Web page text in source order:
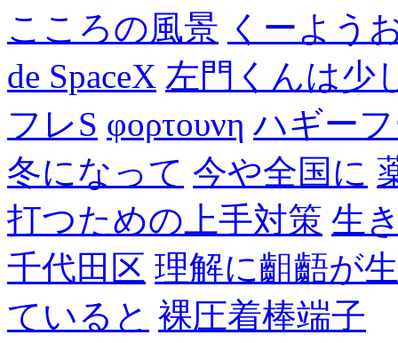
こころの風景 くーよう
de SpaceX 左門くんは少
フレS φορτουνη ハギー
冬になって 今や全国に
打つための上手対策 生
千代田区 理解に齟齬が
ていると 裸圧着棒端子